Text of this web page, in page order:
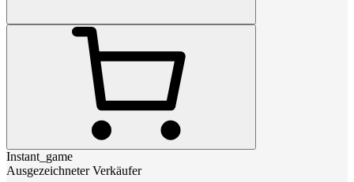
Instant_game
Ausgezeichneter Verkäufer